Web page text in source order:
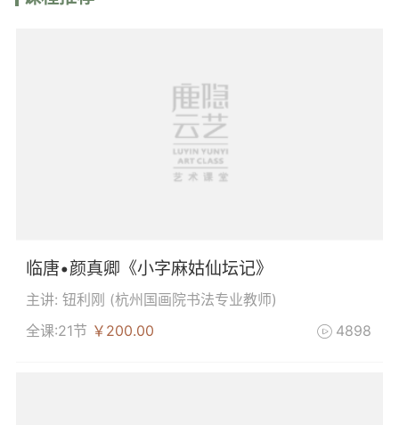
临唐•颜真卿《小字麻姑仙坛记》
主讲: 钮利刚 (杭州国画院书法专业教师)
全课:21节 ￥200.00  4898